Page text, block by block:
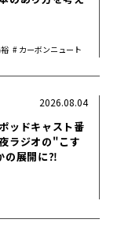
カーボンニュート
ッドキャスト番
ラジオの"こす
の展開に⁈
2026.08.04